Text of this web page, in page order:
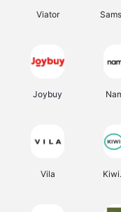
Viator
Joybuy
Vila